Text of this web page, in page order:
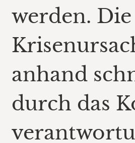
werden.
anhand
durch das